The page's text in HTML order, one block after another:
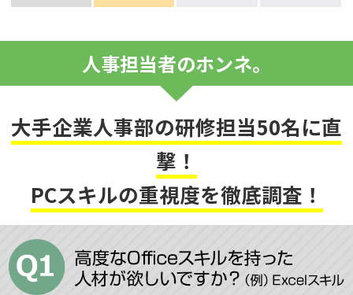
人事担当者のホンネ。
大手企業人事部の研修担当50名に直
撃！
PCスキルの重視度を徹底調査！